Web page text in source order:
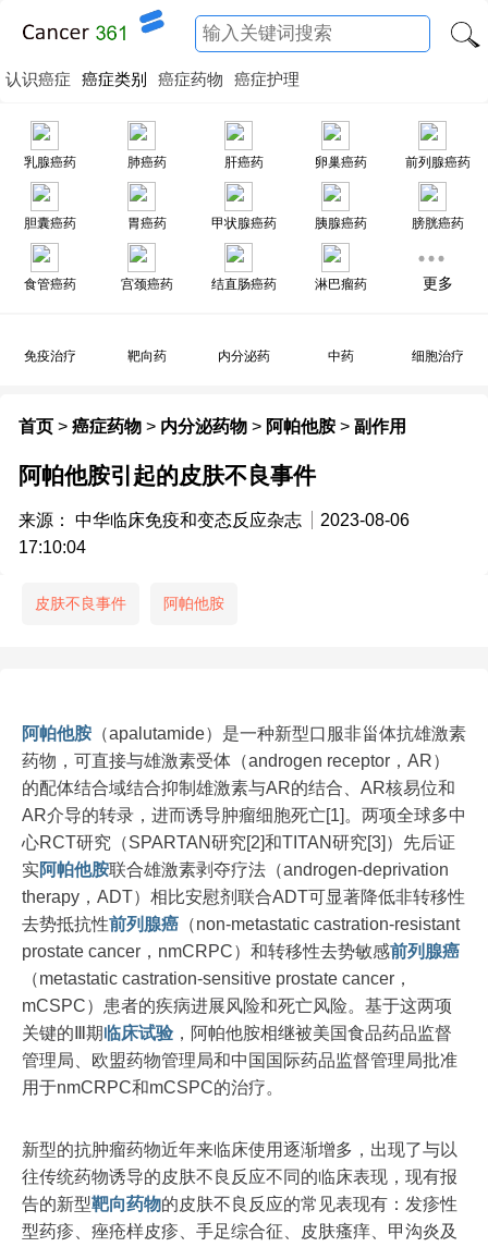
认识癌症 癌症类别 癌症药物 癌症护理
乳腺癌药 肺癌药 肝癌药 卵巢癌药 前列腺癌药
胆囊癌药 胃癌药 甲状腺癌药 胰腺癌药 膀胱癌药
食管癌药 宫颈癌药 结直肠癌药 淋巴瘤药 更多
免疫治疗 靶向药 内分泌药 中药 细胞治疗
首页 > 癌症药物 > 内分泌药物 > 阿帕他胺 > 副作用
阿帕他胺引起的皮肤不良事件
来源： 中华临床免疫和变态反应杂志
2023-08-06
17:10:04
皮肤不良事件 阿帕他胺
阿帕他胺 （apalutamide）是一种新型口服非甾体抗雄激素
药物，可直接与雄激素受体（androgen receptor，AR）
的配体结合域结合抑制雄激素与AR的结合、AR核易位和
AR介导的转录，进而诱导肿瘤细胞死亡[1]。两项全球多中
心RCT研究（SPARTAN研究[2]和TITAN研究[3]）先后证
实阿帕他胺联合雄激素剥夺疗法（androgen-deprivation
therapy，ADT）相比安慰剂联合ADT可显著降低非转移性
去势抵抗性前列腺癌 （non-metastatic castration-resistant
prostate cancer，nmCRPC）和转移性去势敏感前列腺癌
（metastatic castration-sensitive prostate cancer，
mCSPC）患者的疾病进展风险和死亡风险。基于这两项
关键的Ⅲ期临床试验 ，阿帕他胺相继被美国食品药品监督
管理局、欧盟药物管理局和中国国际药品监督管理局批准
用于nmCRPC和mCSPC的治疗。
新型的抗肿瘤药物近年来临床使用逐渐增多，出现了与以
往传统药物诱导的皮肤不良反应不同的临床表现，现有报
告的新型靶向药物的皮肤不良反应的常见表现有：发疹性
型药疹、痤疮样皮疹、手足综合征、皮肤瘙痒、甲沟炎及